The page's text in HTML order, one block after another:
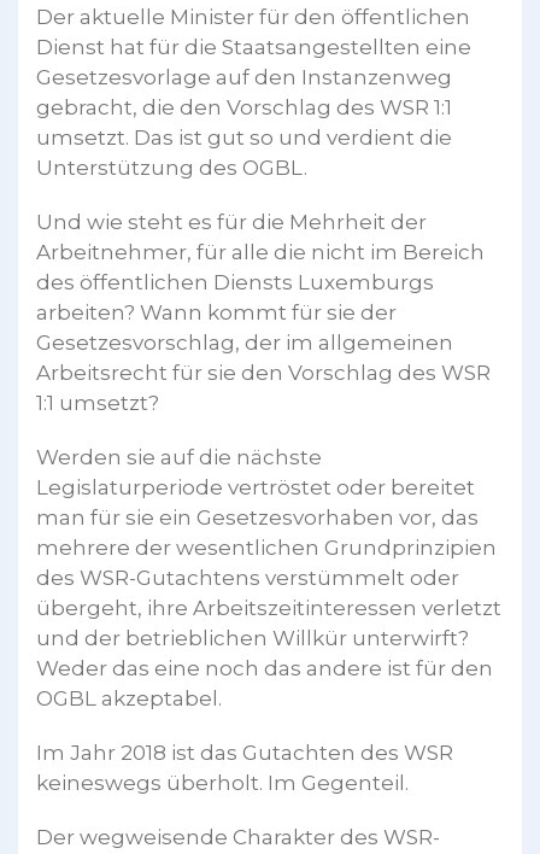
Der aktuelle Minister für den öffentlichen
Dienst hat für die Staatsangestellten eine
Gesetzesvorlage auf den Instanzenweg
gebracht, die den Vorschlag des WSR 1:1
umsetzt. Das ist gut so und verdient die
Unterstützung des OGBL.
Und wie steht es für die Mehrheit der
Arbeitnehmer, für alle die nicht im Bereich
des öffentlichen Diensts Luxemburgs
arbeiten? Wann kommt für sie der
Gesetzesvorschlag, der im allgemeinen
Arbeitsrecht für sie den Vorschlag des WSR
1:1 umsetzt?
Werden sie auf die nächste
Legislaturperiode vertröstet oder bereitet
man für sie ein Gesetzesvorhaben vor, das
mehrere der wesentlichen Grundprinzipien
des WSR-Gutachtens verstümmelt oder
übergeht, ihre Arbeitszeitinteressen verletzt
und der betrieblichen Willkür unterwirft?
Weder das eine noch das andere ist für den
OGBL akzeptabel.
Im Jahr 2018 ist das Gutachten des WSR
keineswegs überholt. Im Gegenteil.
Der wegweisende Charakter des WSR-